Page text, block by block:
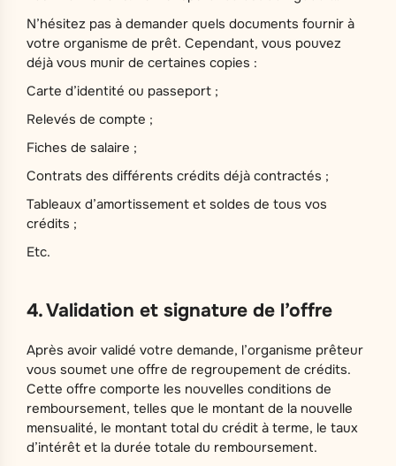
N’hésitez pas à demander quels documents fournir à
votre organisme de prêt. Cependant, vous pouvez
déjà vous munir de certaines copies :
Carte d’identité ou passeport ;
Relevés de compte ;
Fiches de salaire ;
Contrats des différents crédits déjà contractés ;
Tableaux d’amortissement et soldes de tous vos
crédits ;
Etc.
4. Validation et signature de l’offre
Après avoir validé votre demande, l’organisme prêteur
vous soumet une offre de regroupement de crédits.
Cette offre comporte les nouvelles conditions de
remboursement, telles que le montant de la nouvelle
mensualité, le montant total du crédit à terme, le taux
d’intérêt et la durée totale du remboursement.